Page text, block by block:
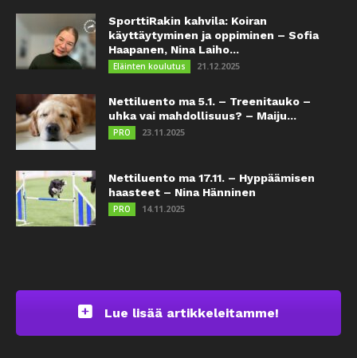
SporttiRakin kahvila: Koiran
käyttäytyminen ja oppiminen – Sofia
Haapanen, Nina Laiho...
Eläinten koulutus 21.12.2025
Nettiluento ma 5.1. – Treenitauko –
uhka vai mahdollisuus? – Maiju...
PRO 23.11.2025
Nettiluento ma 17.11. – Hyppäämisen
haasteet – Nina Hänninen
PRO 14.11.2025
Lue lisää artikkeleitamme!